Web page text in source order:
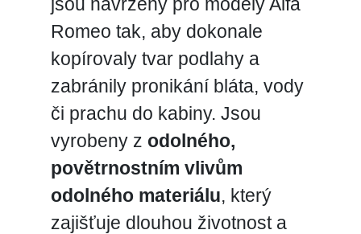
Romeo tak, aby dokonale
kopírovaly tvar podlahy a
zabránily pronikání bláta, vody
či prachu do kabiny. Jsou
vyrobeny z odolného,
povětrnostním vlivům
odolného materiálu, který
zajišťuje dlouhou životnost a